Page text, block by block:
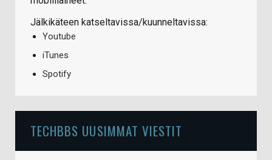
Jälkikäteen katseltavissa/kuunneltavissa:
Youtube
iTunes
Spotify
TECHBBS UUSIMMAT VIESTIT